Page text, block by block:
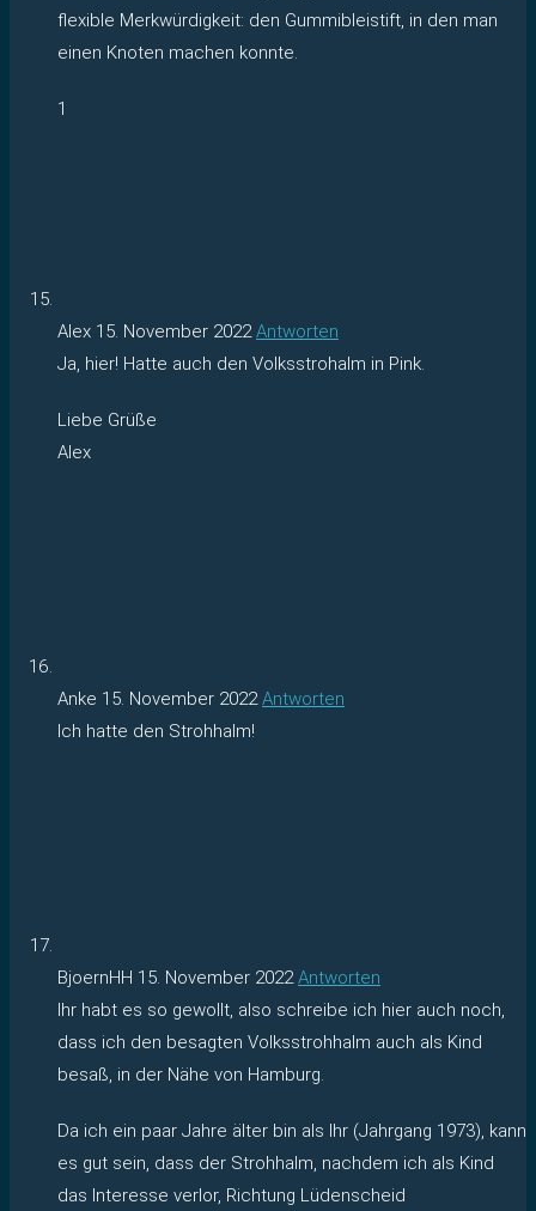
flexible Merkwürdigkeit: den Gummibleistift, in den man
einen Knoten machen konnte.
1
Alex 15. November 2022 Antworten
Ja, hier! Hatte auch den Volksstrohalm in Pink.
Liebe Grüße
Alex
Anke 15. November 2022 Antworten
Ich hatte den Strohhalm!
BjoernHH 15. November 2022 Antworten
Ihr habt es so gewollt, also schreibe ich hier auch noch,
dass ich den besagten Volksstrohhalm auch als Kind
besaß, in der Nähe von Hamburg.
Da ich ein paar Jahre älter bin als Ihr (Jahrgang 1973), kann
es gut sein, dass der Strohhalm, nachdem ich als Kind
das Interesse verlor, Richtung Lüdenscheid